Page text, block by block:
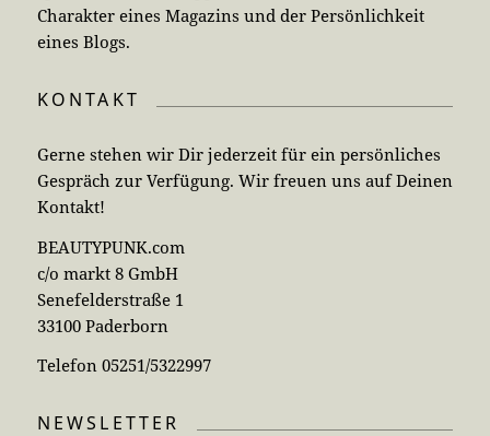
Charakter eines Magazins und der Persönlichkeit
eines Blogs.
KONTAKT
Gerne stehen wir Dir jederzeit für ein persönliches
Gespräch zur Verfügung. Wir freuen uns auf Deinen
Kontakt!
BEAUTYPUNK.com
c/o markt 8 GmbH
Senefelderstraße 1
33100 Paderborn
Telefon 05251/5322997
NEWSLETTER